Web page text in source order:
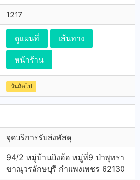
1217
ดูแผนที่ เส้นทาง
หน้าร้าน
วันถัดไป
จุดบริการรับส่งพัสดุ
94/2 หมู่บ้านบึงอ้อ หมู่ที่9 ป่าพุทรา
ขาณุวรลักษบุรี กำแพงเพชร 62130